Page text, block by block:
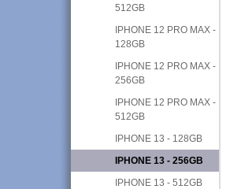
512GB
IPHONE 12 PRO MAX -
128GB
IPHONE 12 PRO MAX -
256GB
IPHONE 12 PRO MAX -
512GB
IPHONE 13 - 128GB
IPHONE 13 - 256GB
IPHONE 13 - 512GB